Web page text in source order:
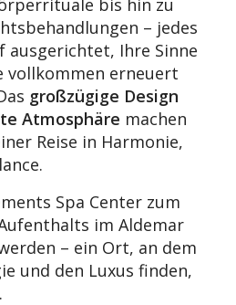
– jedes
ausgerichtet, Ihre Sinne
vollkommen erneuert
großzügige Design
Atmosphäre machen
Reise in Harmonie,
Spa Center zum
im Aldemar
– ein Ort, an dem
und den Luxus finden,